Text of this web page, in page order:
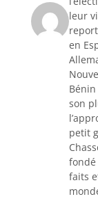
leur
en
son
petit
fondé
faits